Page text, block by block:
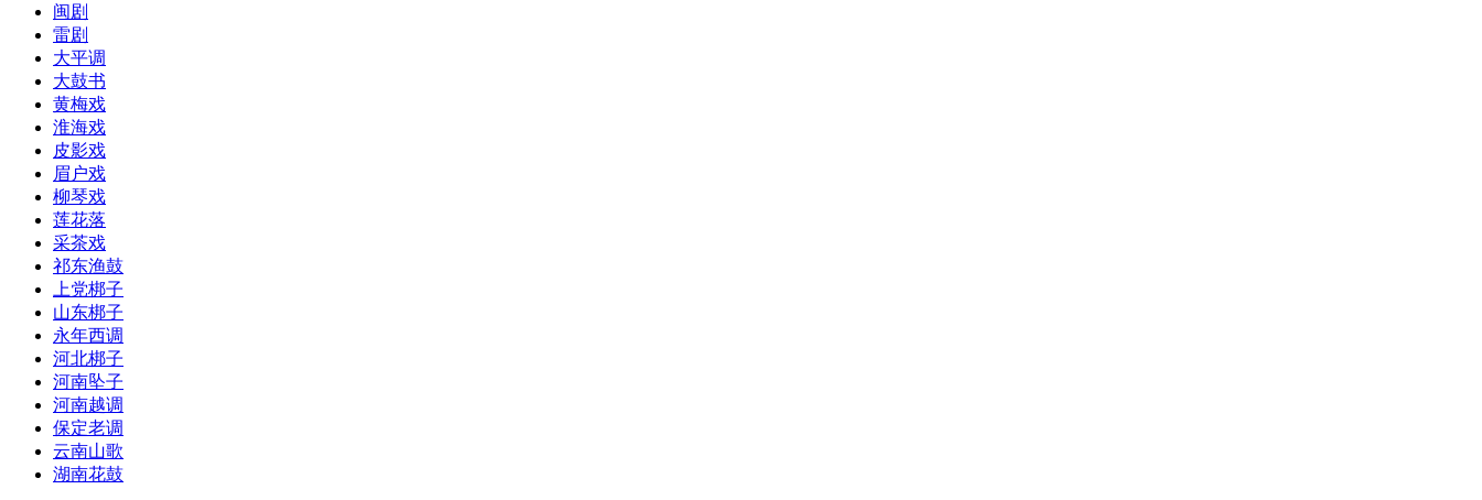
闽剧
雷剧
大平调
大鼓书
黄梅戏
淮海戏
皮影戏
眉户戏
柳琴戏
莲花落
采茶戏
祁东渔鼓
上党梆子
山东梆子
永年西调
河北梆子
河南坠子
河南越调
保定老调
云南山歌
湖南花鼓